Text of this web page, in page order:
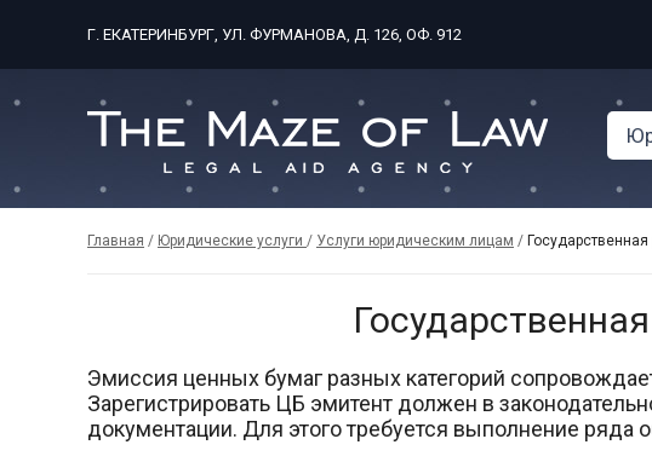
Г. ЕКАТЕРИНБУРГ, УЛ. ФУРМАНОВА, Д. 126, ОФ. 912
Главная / Юридические услуги / Услуги юридическим лицам /
Эмиссия ценных бумаг разных категорий
Зарегистрировать ЦБ эмитент должен в
документации. Для этого требуется выполнение ряда